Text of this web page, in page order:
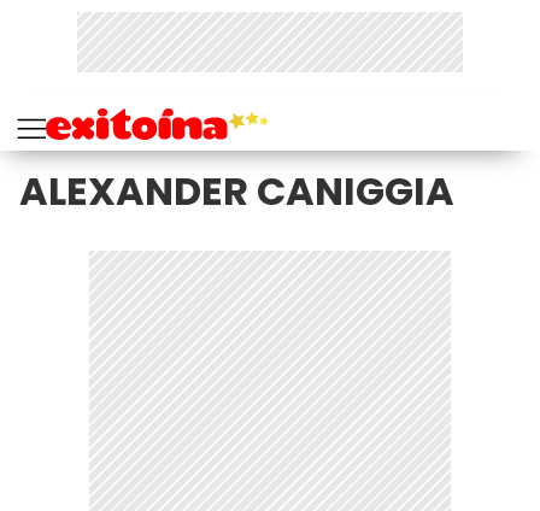
ALEXANDER CANIGGIA